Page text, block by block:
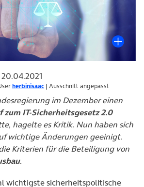
herbinisaac | Ausschnitt angepasst
im Dezember einen
IT-Sicherheitsgesetz 2.0
hagelte es Kritik. Nun haben sich
wichtige Änderungen geeinigt.
Kriterien für die Beteiligung von
.
wichtigste sicherheitspolitische